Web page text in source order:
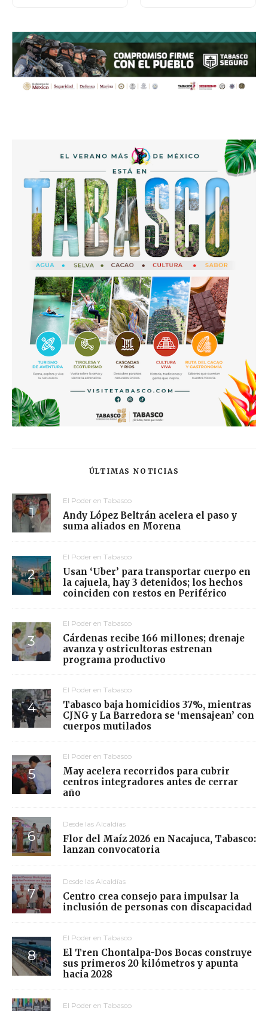
ÚLTIMAS NOTICIAS
El Poder en Tabasco
Andy López Beltrán acelera el paso y
suma aliados en Morena
El Poder en Tabasco
Usan ‘Uber’ para transportar cuerpo en
la cajuela, hay 3 detenidos; los hechos
coinciden con restos en Periférico
El Poder en Tabasco
Cárdenas recibe 166 millones; drenaje
avanza y ostricultoras estrenan
programa productivo
El Poder en Tabasco
Tabasco baja homicidios 37%, mientras
CJNG y La Barredora se ‘mensajean’ con
cuerpos mutilados
El Poder en Tabasco
May acelera recorridos para cubrir
centros integradores antes de cerrar
año
Desde las Alcaldías
Flor del Maíz 2026 en Nacajuca, Tabasco:
lanzan convocatoria
Desde las Alcaldías
Centro crea consejo para impulsar la
inclusión de personas con discapacidad
El Poder en Tabasco
El Tren Chontalpa-Dos Bocas construye
sus primeros 20 kilómetros y apunta
hacia 2028
El Poder en Tabasco